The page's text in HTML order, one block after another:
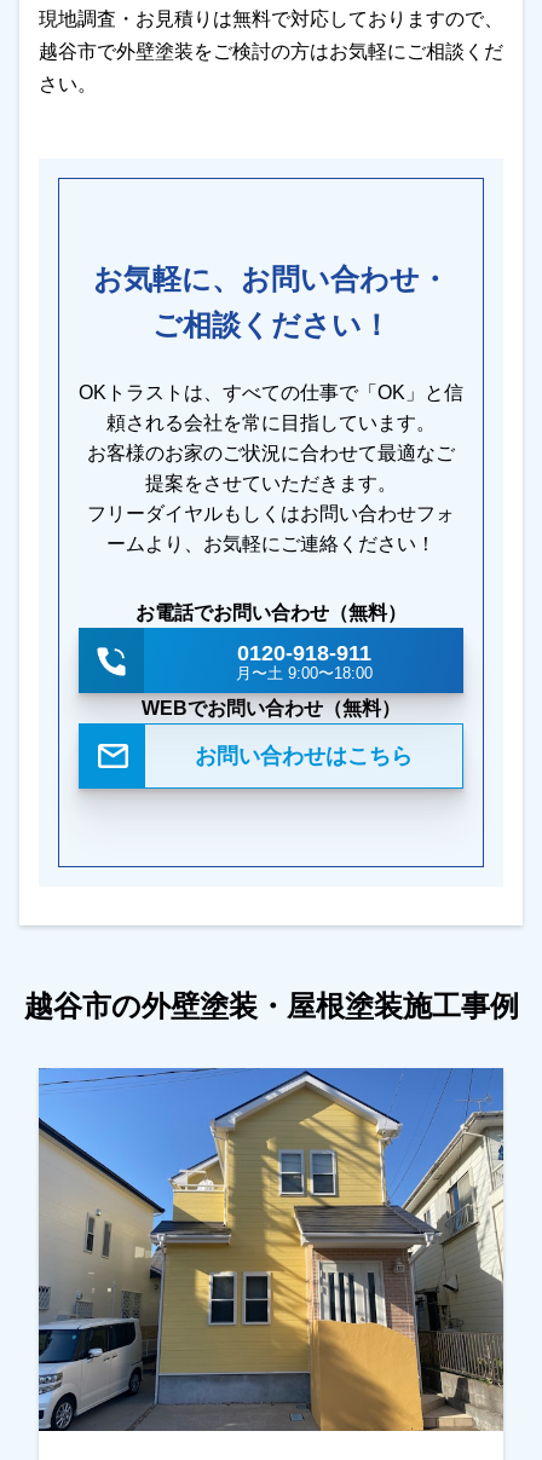
現地調査・お見積りは無料で対応しておりますので、
越谷市で外壁塗装をご検討の方はお気軽にご相談くだ
さい。
お気軽に、お問い合わせ・
ご相談ください！
OKトラストは、すべての仕事で「OK」と信
頼される会社を常に目指しています。
お客様のお家のご状況に合わせて最適なご
提案をさせていただきます。
フリーダイヤルもしくはお問い合わせフォ
ームより、お気軽にご連絡ください！
お電話でお問い合わせ（無料）
0120-918-911
月〜土 9:00〜18:00
WEBでお問い合わせ（無料）
お問い合わせはこちら
越谷市の外壁塗装・屋根塗装施工事例